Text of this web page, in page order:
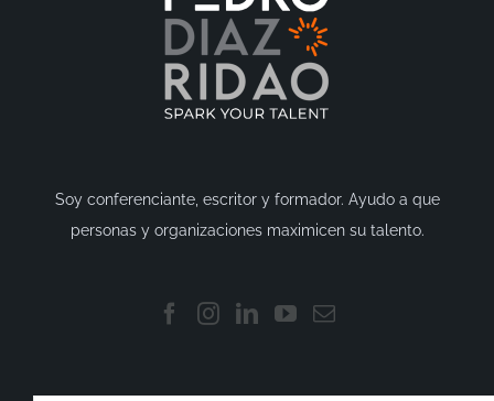
Soy conferenciante, escritor y formador. Ayudo a que
personas y organizaciones maximicen su talento.